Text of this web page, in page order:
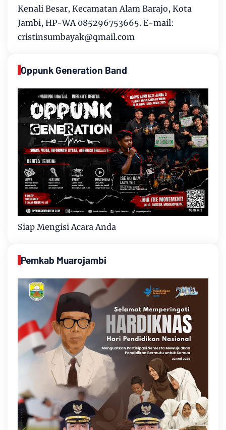
Kenali Besar, Kecamatan Alam Barajo, Kota
Jambi, HP-WA 085296753665. E-mail:
cristinsumbayak@qmail.com
Oppunk Generation Band
Siap Mengisi Acara Anda
Pemkab Muarojambi